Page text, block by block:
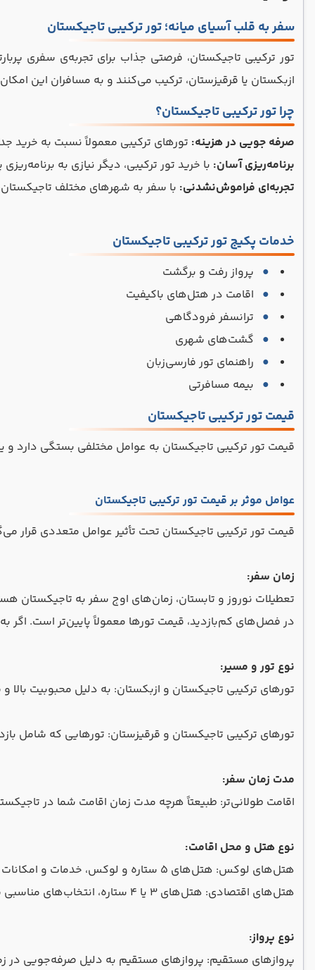
سفر به قلب آسیای میانه؛ تور ترکیبی تاجیکستان
تور ترکیبی تاجیکستان، فرصتی جذاب برای تجربه‌ی سفری
ازبکستان یا قرقیزستان، ترکیب می‌کنند و به مسافران این
چرا تور ترکیبی تاجیکستان؟
صرفه جویی در هزینه: تورهای ترکیبی معمولاً نسبت به خرید
برنامه‌ریزی آسان: با خرید تور ترکیبی، دیگر نیازی به
تجربه‌ای فراموش‌نشدنی: با سفر به شهرهای مختلف
خدمات پکیج تور ترکیبی تاجیکستان
پرواز رفت و برگشت
اقامت در هتل‌های باکیفیت
ترانسفر فرودگاهی
گشت‌های شهری
راهنمای تور فارسی‌زبان
بیمه مسافرتی
قیمت تور ترکیبی تاجیکستان
قیمت تور ترکیبی تاجیکستان به عوامل مختلفی بستگی دارد و
عوامل موثر بر قیمت تور ترکیبی تاجیکستان
قیمت تور ترکیبی تاجیکستان تحت تأثیر عوامل متعددی
زمان سفر:
تعطیلات نوروز و تابستان، زمان‌های اوج سفر به تاجیکستان
در فصل‌های کم‌بازدید، قیمت تورها معمولاً پایین‌تر است.
نوع تور و مسیر:
تورهای ترکیبی تاجیکستان و ازبکستان: به دلیل محبوبیت بالا
تورهای ترکیبی تاجیکستان و قرقیزستان: تورهایی که شامل
مدت زمان سفر:
اقامت طولانی‌تر: طبیعتاً هرچه مدت زمان اقامت شما در
نوع هتل و محل اقامت:
هتل‌های لوکس: هتل‌های 5 ستاره و لوکس، خدمات و امکانات بیشتری ارائه می‌دهند و در نتیجه، قیمت بالاتری دارند.
هتل‌های اقتصادی: هتل‌های 3 یا 4 ستاره، انتخاب‌های مناسبی برای سفرهای اقتصادی هستند.
نوع پرواز:
پروازهای مستقیم: پروازهای مستقیم به دلیل صرفه‌جویی در